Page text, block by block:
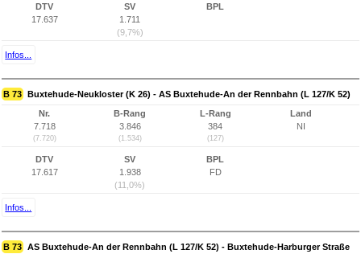
DTV
17.637
SV
1.711
(9,7%)
BPL
Infos...
B 73 Buxtehude-Neukloster (K 26) - AS Buxtehude-An der Rennbahn (L 127/K 52)
Nr.
7.718
(7.720)
B-Rang
3.846
(1.534)
L-Rang
384
(127)
Land
NI
DTV
17.617
SV
1.938
(11,0%)
BPL
FD
Infos...
B 73 AS Buxtehude-An der Rennbahn (L 127/K 52) - Buxtehude-Harburger Straße